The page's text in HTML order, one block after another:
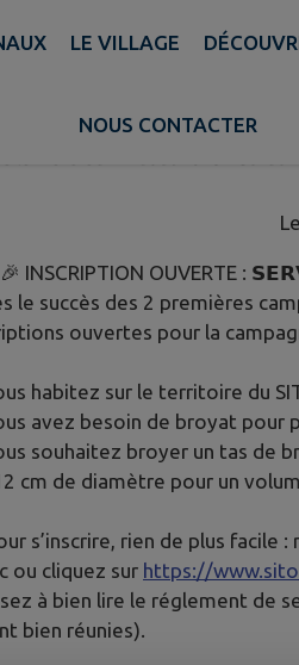
LE VILLAGE
NOUS CONTACTER
INSCRIPTION
le succès des 2 premières
ouvertes pour la
habitez sur le territoire du
avez besoin de broyat pour
souhaitez broyer un tas de
cm de diamètre pour un
s’inscrire, rien de plus facile
ou cliquez sur https://
à bien lire le réglement de
bien réunies).